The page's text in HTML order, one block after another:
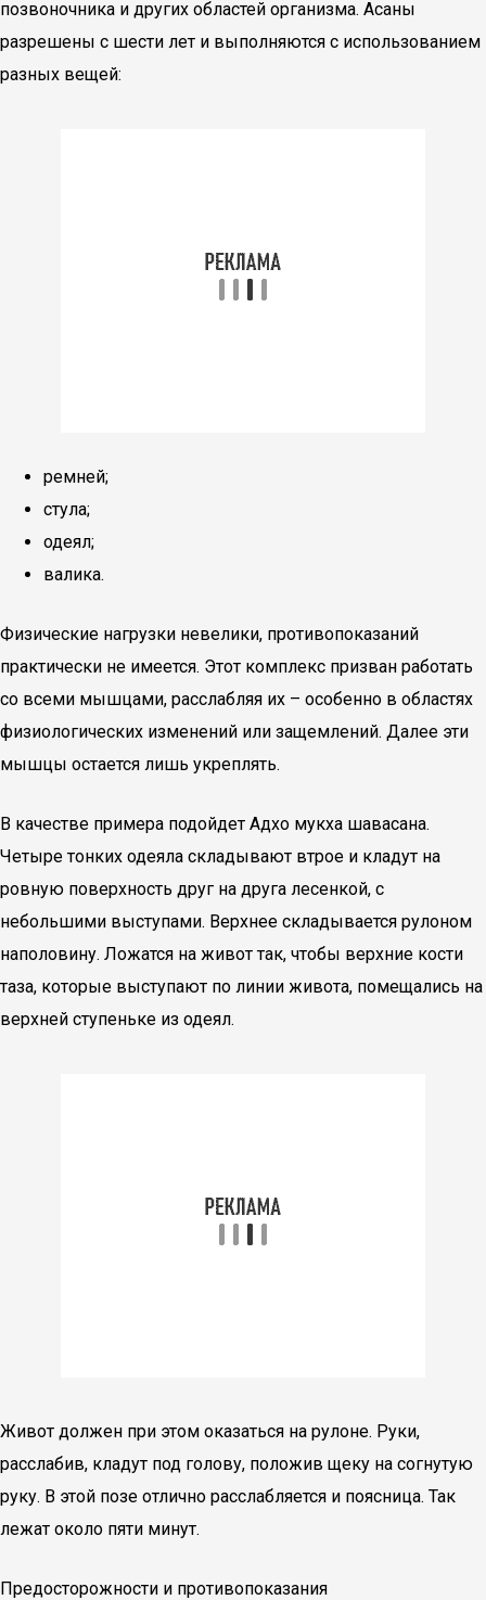
позвоночника и других областей организма. Асаны
разрешены с шести лет и выполняются с использованием
разных вещей:
ремней;
стула;
одеял;
валика.
Физические нагрузки невелики, противопоказаний
практически не имеется. Этот комплекс призван работать
со всеми мышцами, расслабляя их – особенно в областях
физиологических изменений или защемлений. Далее эти
мышцы остается лишь укреплять.
В качестве примера подойдет Адхо мукха шавасана.
Четыре тонких одеяла складывают втрое и кладут на
ровную поверхность друг на друга лесенкой, с
небольшими выступами. Верхнее складывается рулоном
наполовину. Ложатся на живот так, чтобы верхние кости
таза, которые выступают по линии живота, помещались на
верхней ступеньке из одеял.
Живот должен при этом оказаться на рулоне. Руки,
расслабив, кладут под голову, положив щеку на согнутую
руку. В этой позе отлично расслабляется и поясница. Так
лежат около пяти минут.
Предосторожности и противопоказания